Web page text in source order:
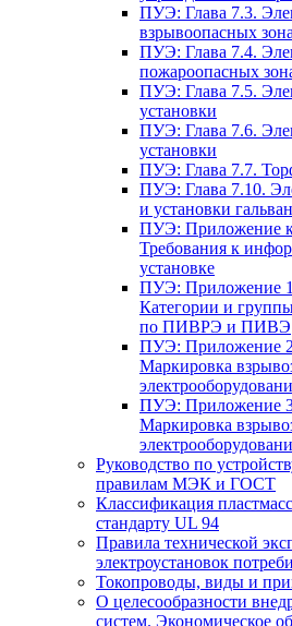
ПУЭ: Глава 7.3.
взрывоопасных
ПУЭ: Глава 7.4.
пожароопасных
ПУЭ: Глава 7.5.
установки
ПУЭ: Глава 7.6.
установки
ПУЭ: Глава 7.7.
ПУЭ: Глава 7.10.
и установки
ПУЭ: Приложение к
Требования к
установке
ПУЭ: Приложение 1
Категории и
по ПИВРЭ и ПИВЭ
ПУЭ: Приложение 2
Маркировка
ПУЭ: Приложение 3
Маркировка
Руководство по
правилам МЭК и ГОСТ
Классификация
стандарту UL 94
Правила технической
электроустановок
Токопроводы, виды и
О целесообразности
систем. Экономическое